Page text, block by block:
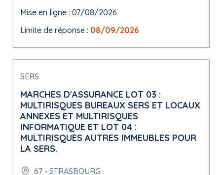
Mise en ligne : 07/08/2026
Limite de réponse : 08/09/2026
SERS
MARCHES D'ASSURANCE LOT 03 :
MULTIRISQUES BUREAUX SERS ET LOCAUX
ANNEXES ET MULTIRISQUES
INFORMATIQUE ET LOT 04 :
MULTIRISQUES AUTRES IMMEUBLES POUR
LA SERS.
67 - STRASBOURG